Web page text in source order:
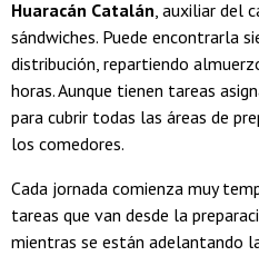
Huaracán Catalán, auxiliar del
sándwiches. Puede encontrarla
distribución, repartiendo
horas. Aunque tienen tareas
para cubrir todas las áreas de
los comedores.
Cada jornada comienza muy
tareas que van desde la
mientras se están adelantando